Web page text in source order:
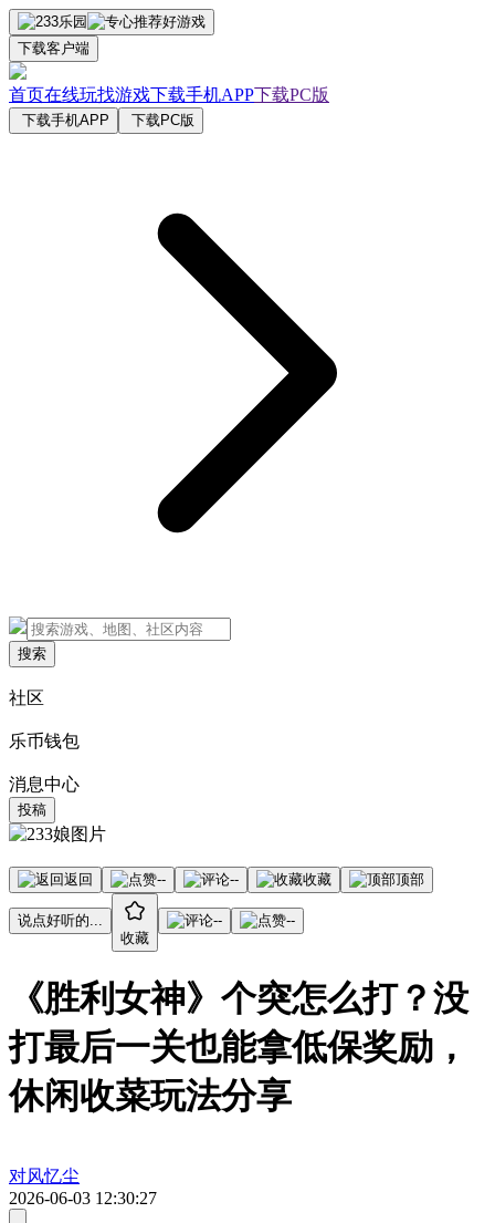
下载客户端
首页在线玩找游戏下载手机APP下载PC版
下载手机APP 下载PC版
搜索
社区
乐币钱包
消息中心
投稿
返回 -- -- 收藏 顶部
说点好听的...
收藏
-- --
《胜利女神》个突怎么打？没
打最后一关也能拿低保奖励，
休闲收菜玩法分享
对风忆尘
2026-06-03 12:30:27